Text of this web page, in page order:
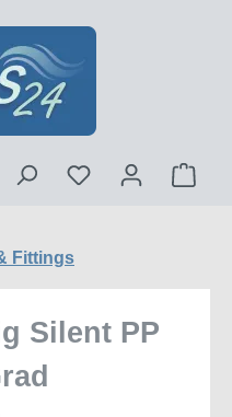
anzeigen
Fittings
Silent PP